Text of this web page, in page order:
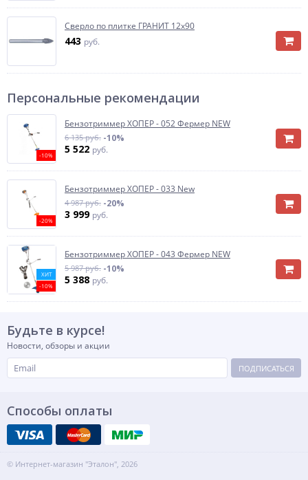
Сверло по плитке ГРАНИТ 12х90
443 руб.
Персональные рекомендации
-10%
Бензотриммер ХОПЕР - 052 Фермер NEW
6 135 руб. -10%
5 522 руб.
-20%
Бензотриммер ХОПЕР - 033 New
4 987 руб. -20%
3 999 руб.
ХИТ
-10%
Бензотриммер ХОПЕР - 043 Фермер NEW
5 987 руб. -10%
5 388 руб.
Будьте в курсе!
Новости, обзоры и акции
ПОДПИСАТЬСЯ
Способы оплаты
© Интернет-магазин "Эталон", 2026